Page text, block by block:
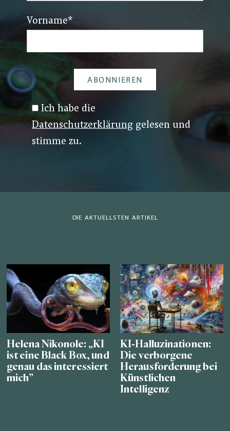
Vorname*
Ich habe die
Datenschutzerklärung gelesen und
stimme zu.
DIE AKTUELLSTEN ARTIKEL
Helena Nikonole: „KI
ist eine Black Box, und
genau das interessiert
mich”
KI-Halluzinationen:
Die verborgene
Herausforderung bei
Künstlichen
Intelligenz